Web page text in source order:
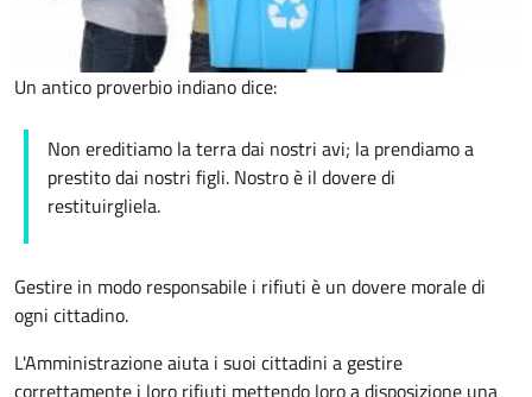
Un antico proverbio indiano dice:
Non ereditiamo la terra dai nostri avi; la prendiamo a
prestito dai nostri figli. Nostro è il dovere di
restituirgliela.
Gestire in modo responsabile i rifiuti è un dovere morale di
ogni cittadino.
L'Amministrazione aiuta i suoi cittadini a gestire